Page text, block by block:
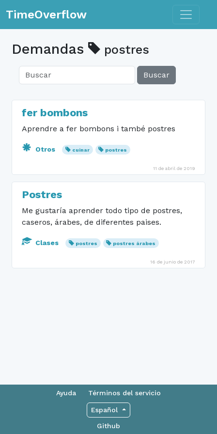
TimeOverflow Toggle
Demandas postres
Buscar
fer bombons
Aprendre a fer bombons i també postres
Otros cuinar postres
11 de abril de 2019
Postres
Me gustaría aprender todo tipo de postres,
caseros, árabes, de diferentes paises.
Clases postres postres árabes
16 de junio de 2017
Ayuda Términos del servicio
Español
Github